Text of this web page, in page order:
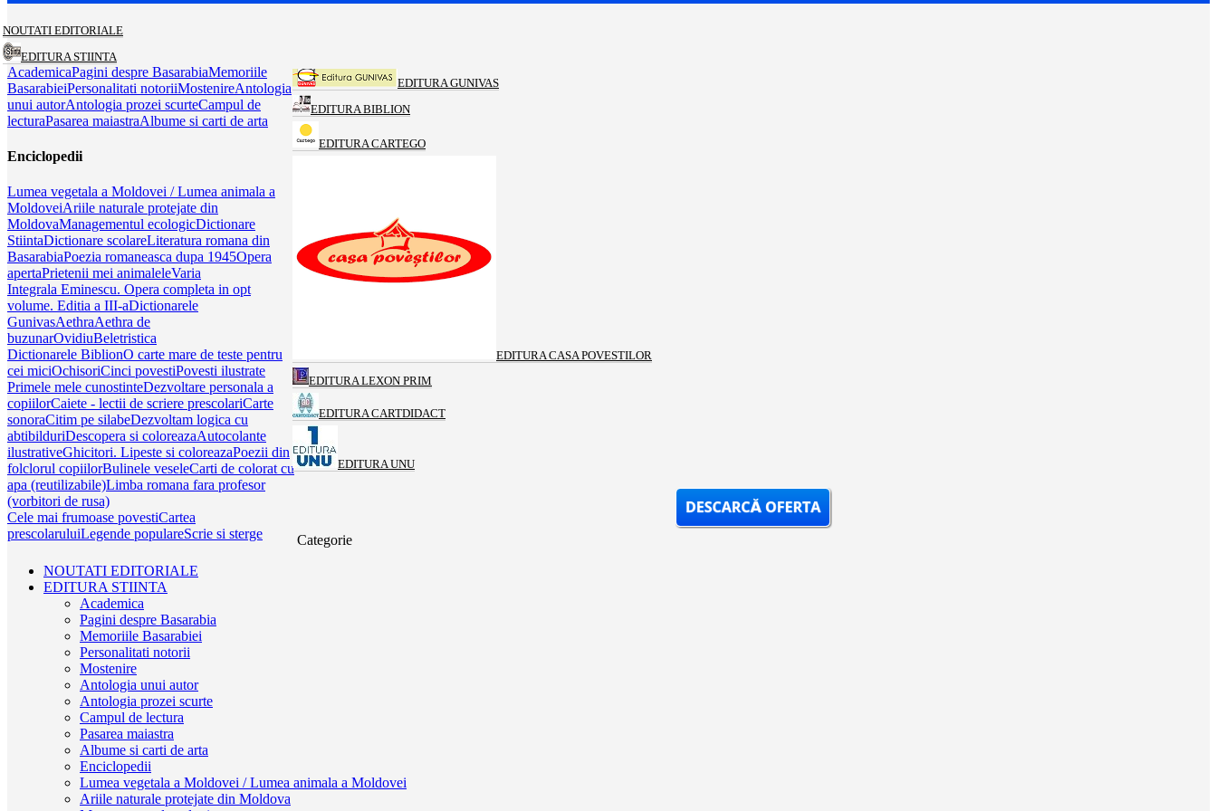
NOUTATI EDITORIALE
EDITURA STIINTA
AcademicaPagini despre BasarabiaMemoriile
BasarabieiPersonalitati notoriiMostenireAntologia
unui autorAntologia prozei scurteCampul de
lecturaPasarea maiastraAlbume si carti de arta
Enciclopedii
Lumea vegetala a Moldovei / Lumea animala a
MoldoveiAriile naturale protejate din
MoldovaManagementul ecologicDictionare
StiintaDictionare scolareLiteratura romana din
BasarabiaPoezia romaneasca dupa 1945Opera
apertaPrietenii mei animaleleVaria
EDITURA GUNIVAS
Integrala Eminescu. Opera completa in opt
volume. Editia a III-aDictionarele
GunivasAethraAethra de
buzunarOvidiuBeletristica
EDITURA BIBLION
Dictionarele BiblionO carte mare de teste pentru
cei miciOchisoriCinci povestiPovesti ilustrate
Primele mele cunostinteDezvoltare personala a
copiilorCaiete - lectii de scriere prescolariCarte
sonoraCitim pe silabeDezvoltam logica cu
abtibilduriDescopera si coloreazaAutocolante
ilustrativeGhicitori. Lipeste si coloreazaPoezii din
folclorul copiilorBulinele veseleCarti de colorat cu
apa (reutilizabile)Limba romana fara profesor
(vorbitori de rusa)
EDITURA CARTEGO
EDITURA CASA POVESTILOR
Cele mai frumoase povestiCartea
prescolaruluiLegende populareScrie si sterge
EDITURA LEXON PRIM
EDITURA CARTDIDACT
EDITURA UNU
Categorie
NOUTATI EDITORIALE
EDITURA STIINTA
Academica
Pagini despre Basarabia
Memoriile Basarabiei
Personalitati notorii
Mostenire
Antologia unui autor
Antologia prozei scurte
Campul de lectura
Pasarea maiastra
Albume si carti de arta
Enciclopedii
Lumea vegetala a Moldovei / Lumea animala a Moldovei
Ariile naturale protejate din Moldova